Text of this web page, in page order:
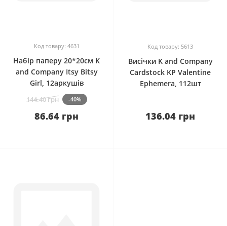
Код товару: 4631
Набір паперу 20*20см K
and Company Itsy Bitsy
Girl, 12аркушів
144.40 грн -40%
86.64 грн
Код товару: 5613
Висічки K and Company
Cardstock KP Valentine
Ephemera, 112шт
136.04 грн